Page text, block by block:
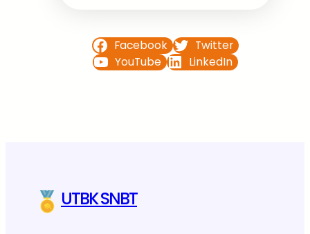
Facebook
Twitter
YouTube
LinkedIn
UTBK SNBT